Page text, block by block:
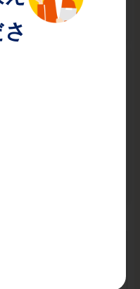
ガプランなら4K・8K
議も
！
固まることなく、スト